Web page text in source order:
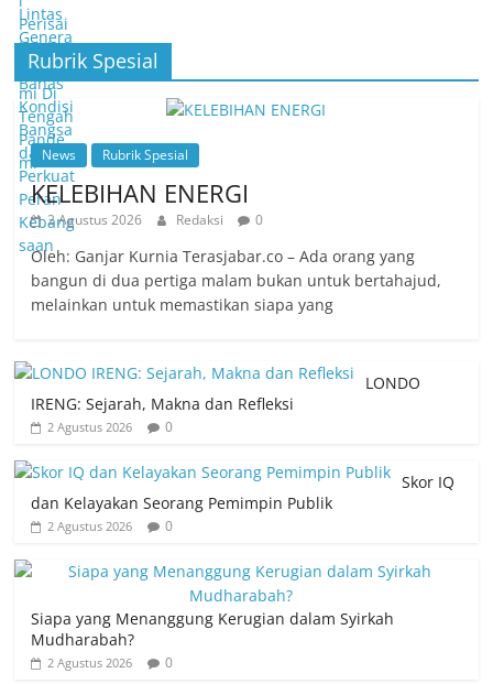
Rubrik Spesial
News Rubrik Spesial
KELEBIHAN ENERGI
2 Agustus 2026 Redaksi 0
Oleh: Ganjar Kurnia Terasjabar.co – Ada orang yang
bangun di dua pertiga malam bukan untuk bertahajud,
melainkan untuk memastikan siapa yang
LONDO
IRENG: Sejarah, Makna dan Refleksi
2 Agustus 2026 0
Skor IQ
dan Kelayakan Seorang Pemimpin Publik
2 Agustus 2026 0
Siapa yang Menanggung Kerugian dalam Syirkah
Mudharabah?
2 Agustus 2026 0